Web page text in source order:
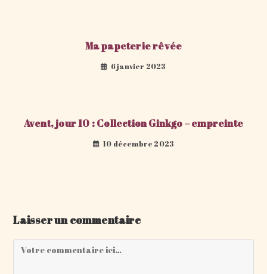
Ma papeterie rêvée
6 janvier 2023
Avent, jour 10 : Collection Ginkgo – empreinte
10 décembre 2023
Laisser un commentaire
Comment